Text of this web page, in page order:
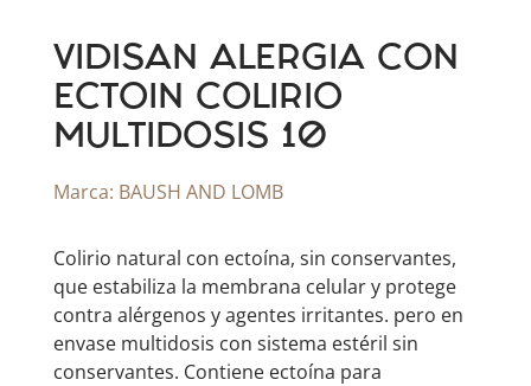
VIDISAN ALERGIA CON
ECTOIN COLIRIO
MULTIDOSIS 10
Marca: BAUSH AND LOMB
Colirio natural con ectoína, sin conservantes,
que estabiliza la membrana celular y protege
contra alérgenos y agentes irritantes. pero en
envase multidosis con sistema estéril sin
conservantes. Contiene ectoína para